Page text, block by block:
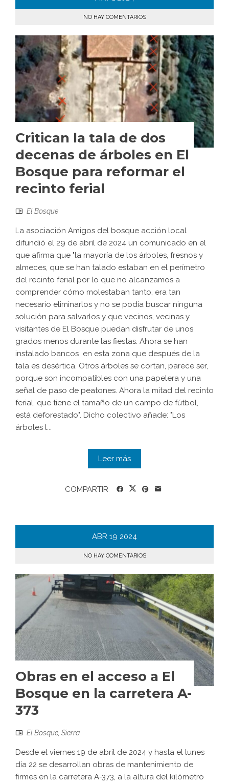
NO HAY COMENTARIOS
Critican la tala de dos
decenas de árboles en El
Bosque para reformar el
recinto ferial
El Bosque
La asociación Amigos del bosque acción local
difundió el 29 de abril de 2024 un comunicado en el
que afirma que "la mayoría de los árboles, fresnos y
almeces, que se han talado estaban en el perímetro
del recinto ferial por lo que no alcanzamos a
comprender cómo molestaban tanto, era tan
necesario eliminarlos y no se podía buscar ninguna
solución para salvarlos y que vecinos, vecinas y
visitantes de El Bosque puedan disfrutar de unos
grados menos durante las fiestas. Ahora se han
instalado bancos en esta zona que después de la
tala es desértica. Otros árboles se cortan, parece ser,
porque son incompatibles con una papelera y una
señal de paso de peatones. Ahora la mitad del recinto
ferial, que tiene el tamaño de un campo de fútbol,
está deforestado". Dicho colectivo añade: "Los
árboles l...
Leer más
COMPARTIR
ABR 19 2024
NO HAY COMENTARIOS
Obras en el acceso a El
Bosque en la carretera A-
373
El Bosque Sierra
Desde el viernes 19 de abril de 2024 y hasta el lunes
día 22 se desarrollan obras de mantenimiento de
firmes en la carretera A-373, a la altura del kilómetro